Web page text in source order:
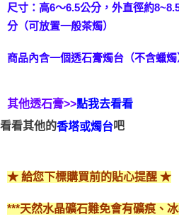
尺寸：高6～6.5公分，外直徑約
分（可放置一般茶燭）
商品內含一個透石膏燭台（不含蠟燭
其他透石膏>>點我去看看
看看其他的香塔或燭台吧
★ 給您下標購買前的貼心提醒 ★
***天然水晶礦石難免會有礦痕、